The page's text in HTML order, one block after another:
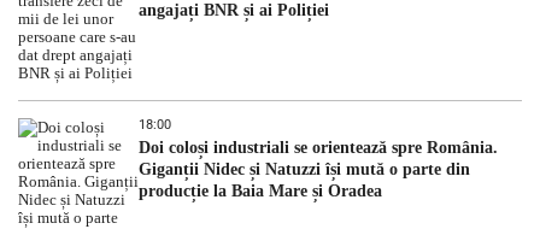
angajați BNR și ai Poliției
18:00
Doi coloși industriali se orientează spre România.
Giganții Nidec și Natuzzi își mută o parte din
producție la Baia Mare și Oradea